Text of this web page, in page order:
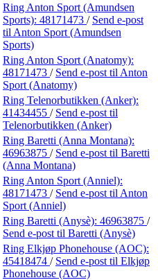
Ring Anton Sport (Amundsen
Sports): 48171473 / Send e-post
til Anton Sport (Amundsen
Sports)
Ring Anton Sport (Anatomy):
48171473 / Send e-post til Anton
Sport (Anatomy)
Ring Telenorbutikken (Anker):
41434455 / Send e-post til
Telenorbutikken (Anker)
Ring Baretti (Anna Montana):
46963875 / Send e-post til Baretti
(Anna Montana)
Ring Anton Sport (Anniel):
48171473 / Send e-post til Anton
Sport (Anniel)
Ring Baretti (Anysè): 46963875 /
Send e-post til Baretti (Anysè)
Ring Elkjøp Phonehouse (AOC):
45418474 / Send e-post til Elkjøp
Phonehouse (AOC)